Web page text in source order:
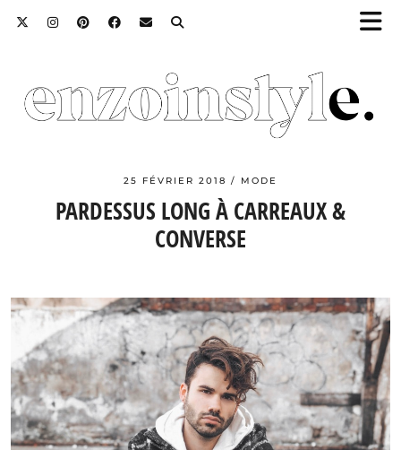
25 FÉVRIER 2018 MODE
PARDESSUS LONG À CARREAUX &
CONVERSE